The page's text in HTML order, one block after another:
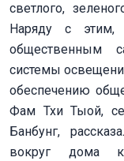
светлого,
Наряду с этим,
общественным
системы
обеспечению
Фам Тхи Тыой,
Банбунг,
вокруг дома